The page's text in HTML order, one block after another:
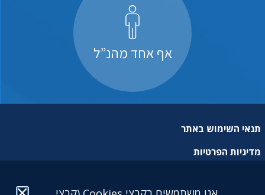
אף אחד מהנ”ל
תנאי השימוש באתר
מדיניות הפרטיות